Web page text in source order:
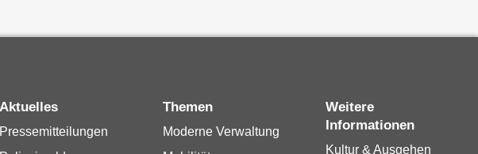
Aktuelles
Pressemitteilungen
Themen
Moderne Verwaltung
Weitere
Informationen
Kultur & Ausgehen